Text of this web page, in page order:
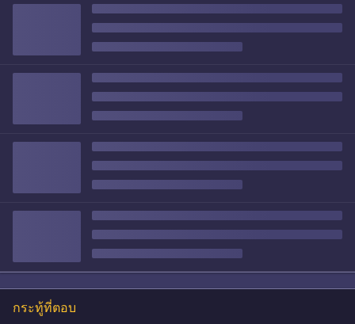
กระทู้ที่ตอบ